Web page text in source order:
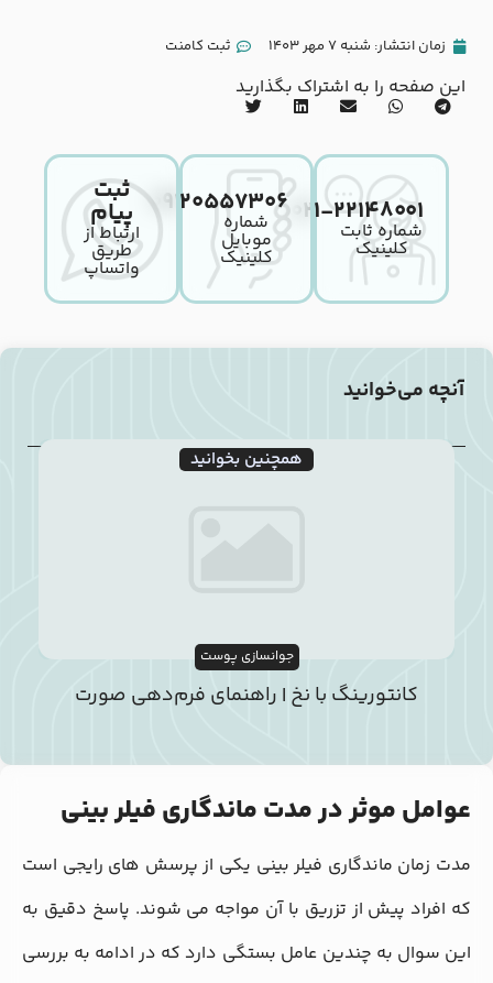
زمان انتشار: شنبه 7 مهر 1403 ثبت کامنت
این صفحه را به اشتراک بگذارید
۰۲۱-۲۲۱۴۸۰۰۱
شماره ثابت
کلینیک
۰۹۱۲۰۵۵۷۳۰۶
شماره
موبایل
کلینیک
ثبت
پیام
ارتباط از
طریق
واتساپ
آنچه می‌خوانید
همچنین بخوانید
جوانسازی پوست
کانتورینگ با نخ | راهنمای فرم‌دهی صورت
عوامل موثر در مدت ماندگاری فیلر بینی
مدت زمان ماندگاری فیلر بینی یکی از پرسش ‌های رایجی است
که افراد پیش از تزریق با آن مواجه می ‌شوند. پاسخ دقیق به
این سوال به چندین عامل بستگی دارد که در ادامه به بررسی